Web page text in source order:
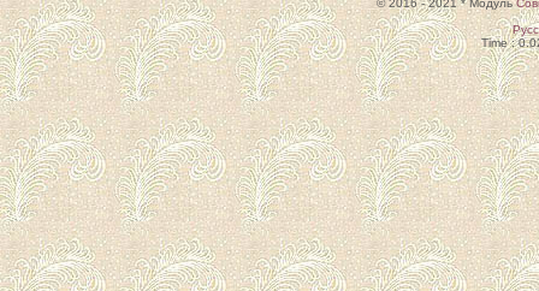
© 2016 - 2021 * Модуль
Time :